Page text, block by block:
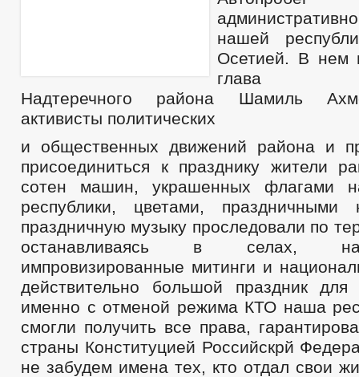
нашей
Осетией. В нем
глава
Надтеречного района Шамиль
активисты политических
и общественных движений района и
присоединиться к празднику жители
сотен машин, украшенных флагами
республики, цветами, праздничными
праздничную музыку проследовали по
останавливаясь в селах,
импровизированные митинги и
действительно большой праздник
именно с отменой режима КТО наша
смогли получить все права,
страны Конституцией Российскрй
не забудем имена тех, кто отдал свои